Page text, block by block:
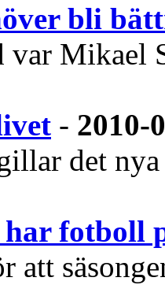
bli
var Mikael
- 2010-
det nya
fotboll
att